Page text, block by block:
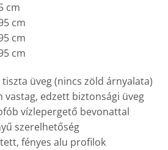
cm
cm
cm
cm
tiszta üveg (nincs zöld árnyalata)
vastag, edzett biztonsági üveg
vízlepergető bevonattal
szerelhetőség
fényes alu profilok